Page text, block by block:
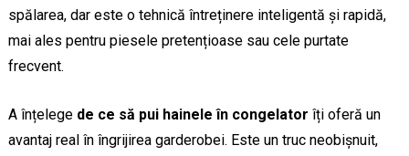
spălarea, dar este o tehnică întreținere inteligentă și rapidă,
mai ales pentru piesele pretențioase sau cele purtate
frecvent.
A înțelege de ce să pui hainele în congelator îți oferă un
avantaj real în îngrijirea garderobei. Este un truc neobișnuit,